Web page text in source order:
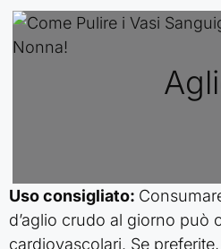
Uso consigliato:
d’aglio crudo al giorno può
cardiovascolari. Se